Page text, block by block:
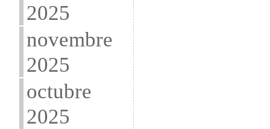
2025
novembre
2025
octubre
2025